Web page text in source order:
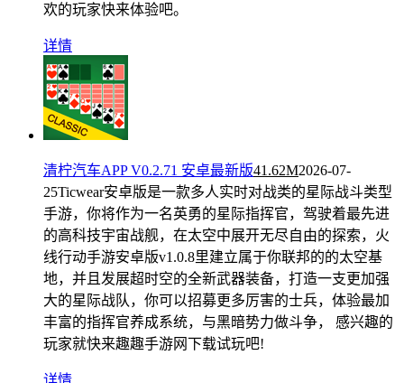
欢的玩家快来体验吧。
详情
清柠汽车APP V0.2.71 安卓最新版41.62M2026-07-
25Ticwear安卓版是一款多人实时对战类的星际战斗类型
手游，你将作为一名英勇的星际指挥官，驾驶着最先进
的高科技宇宙战舰，在太空中展开无尽自由的探索，火
线行动手游安卓版v1.0.8里建立属于你联邦的的太空基
地，并且发展超时空的全新武器装备，打造一支更加强
大的星际战队，你可以招募更多厉害的士兵，体验最加
丰富的指挥官养成系统，与黑暗势力做斗争， 感兴趣的
玩家就快来趣趣手游网下载试玩吧!
详情